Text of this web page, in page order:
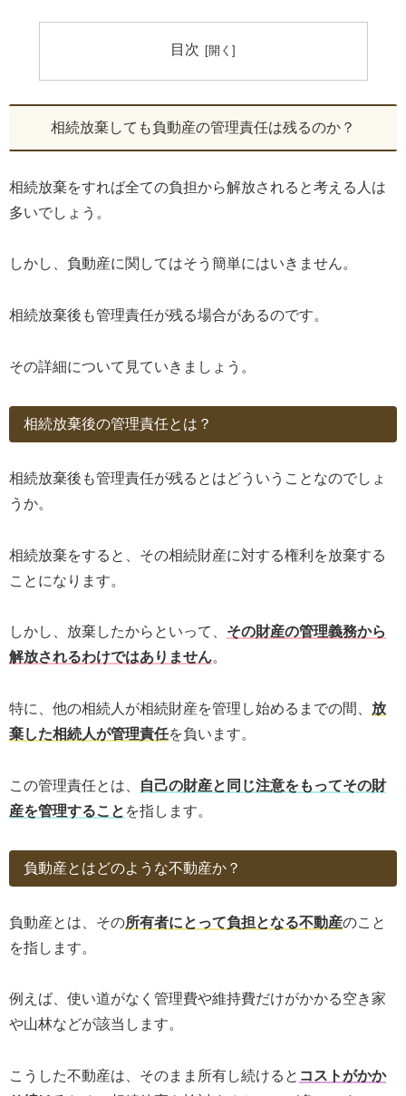
目次
相続放棄しても負動産の管理責任は残るのか？
相続放棄をすれば全ての負担から解放されると考える人は
多いでしょう。
しかし、負動産に関してはそう簡単にはいきません。
相続放棄後も管理責任が残る場合があるのです。
その詳細について見ていきましょう。
相続放棄後の管理責任とは？
相続放棄後も管理責任が残るとはどういうことなのでしょ
うか。
相続放棄をすると、その相続財産に対する権利を放棄する
ことになります。
しかし、放棄したからといって、 その財産の管理義務から
解放されるわけではありません。
特に、他の相続人が相続財産を管理し始めるまでの間、 放
棄した相続人が管理責任を負います。
この管理責任とは、
自己の財産と同じ注意をもってその財
産を管理すること を指します。
負動産とはどのような不動産か？
負動産とは、その所有者にとって負担となる不動産のこと
を指します。
例えば、使い道がなく管理費や維持費だけがかかる空き家
や山林などが該当します。
こうした不動産は、そのまま所有し続けると コストがかか